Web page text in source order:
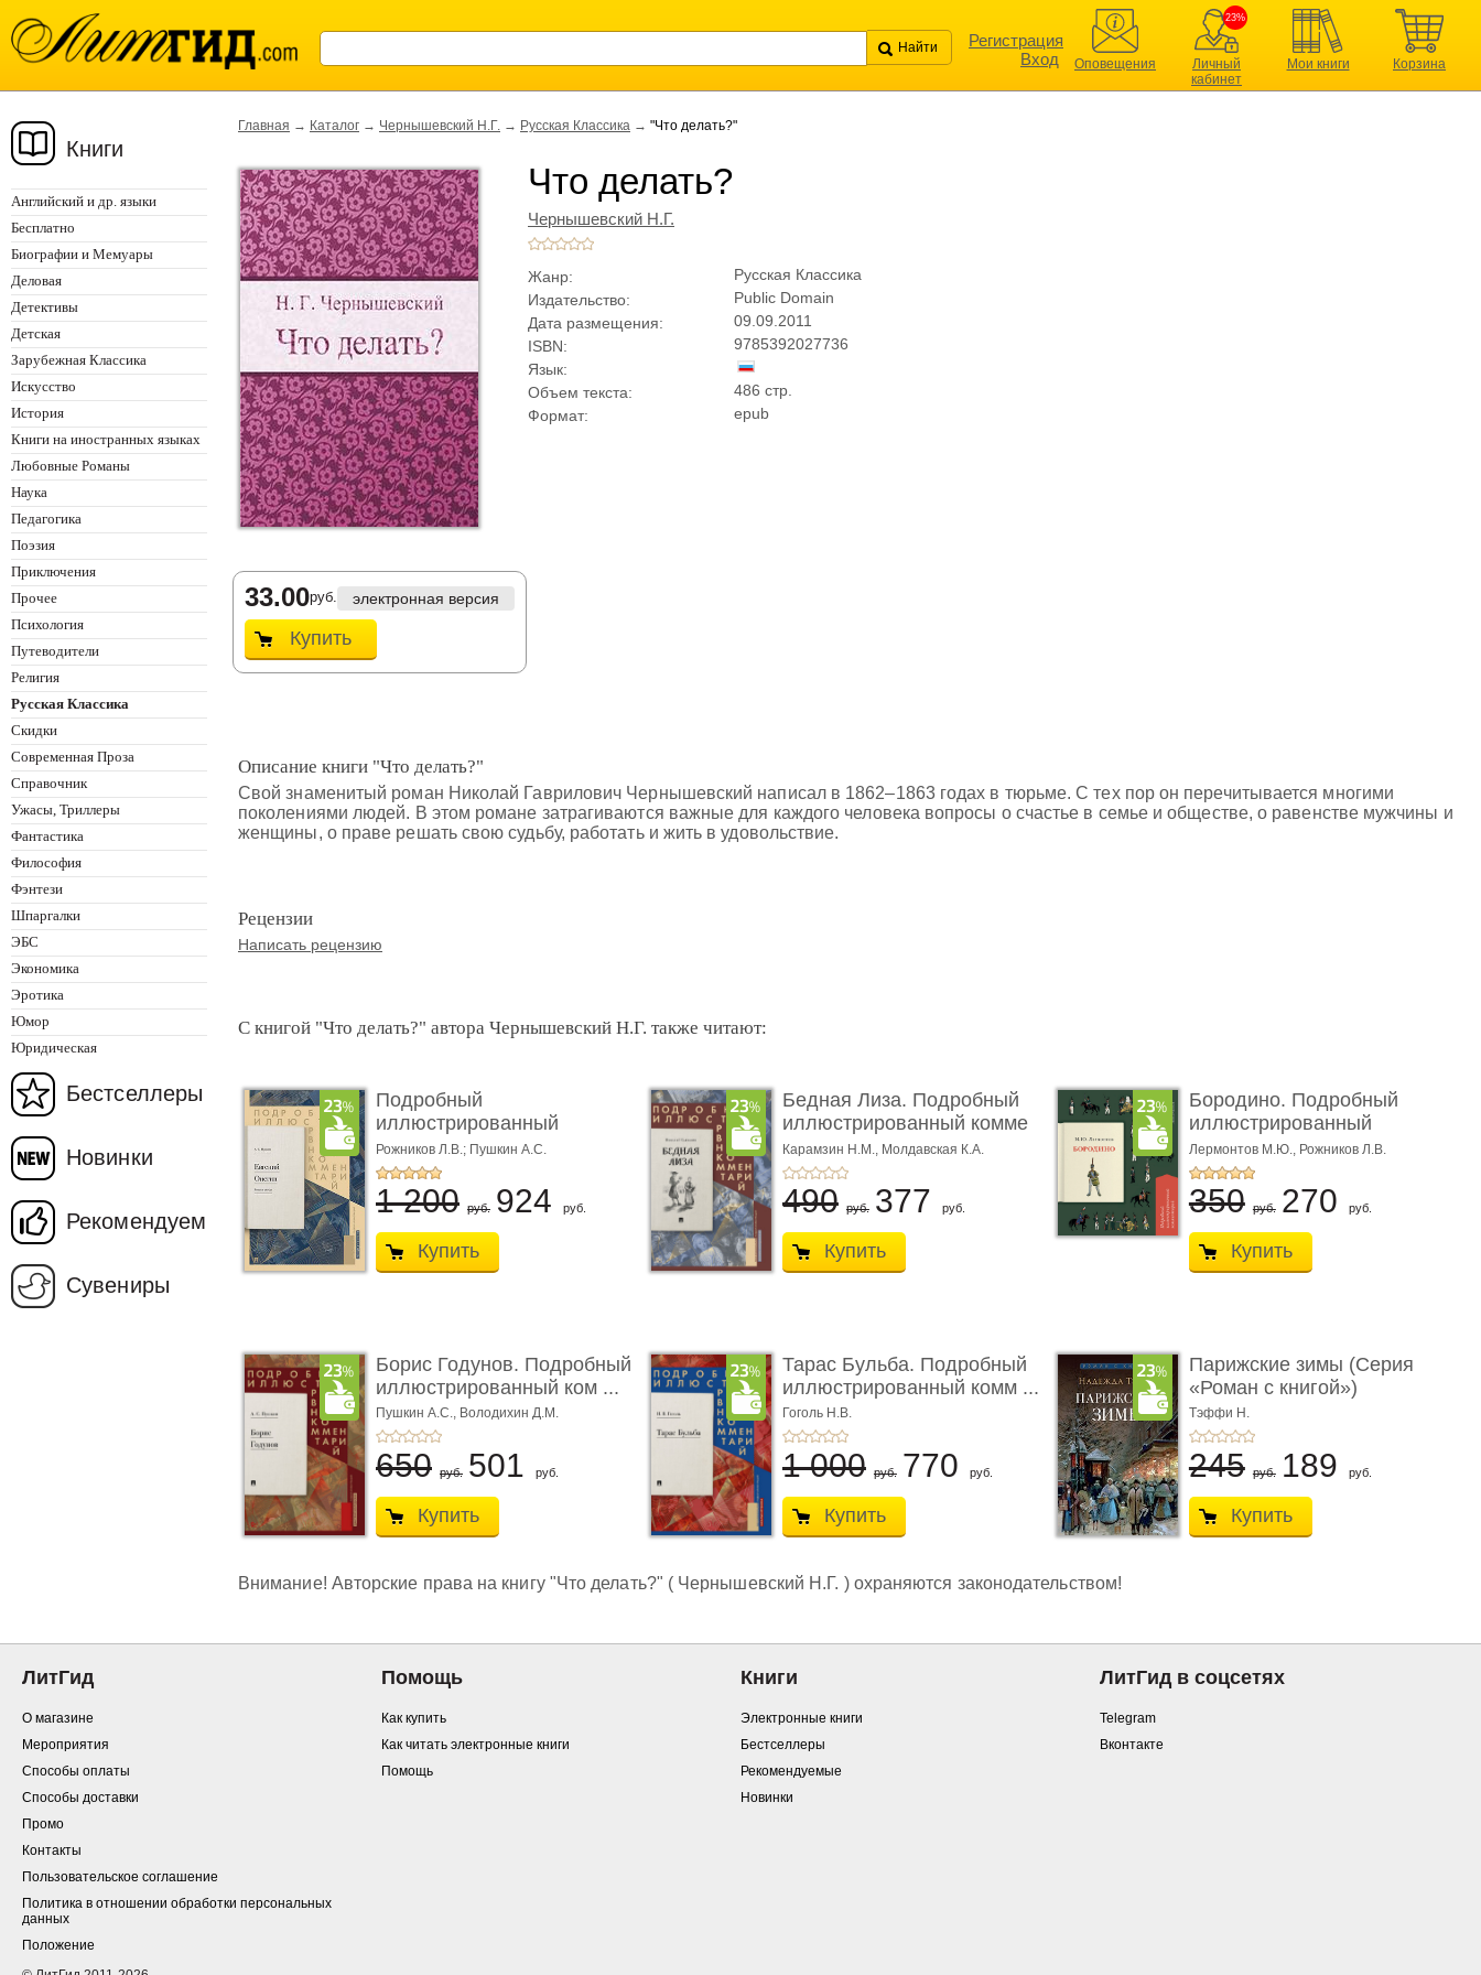
Регистрация
Вход
Оповещения
23%
Личный
кабинет
Мои книги Корзина
Книги
Английский и др. языки
Бесплатно
Биографии и Мемуары
Деловая
Детективы
Детская
Зарубежная Классика
Искусство
История
Книги на иностранных языках
Любовные Романы
Наука
Педагогика
Поэзия
Приключения
Прочее
Психология
Путеводители
Религия
Русская Классика
Скидки
Современная Проза
Справочник
Ужасы, Триллеры
Фантастика
Философия
Фэнтези
Шпаргалки
ЭБС
Экономика
Эротика
Юмор
Юридическая
Бестселлеры
Новинки
Рекомендуем
Сувениры
Главная → Каталог → Чернышевский Н.Г. → Русская Классика → "Что делать?"
Что делать?
Чернышевский Н.Г.
Жанр:
Русская Классика
Издательство:
Public Domain
Дата размещения:
09.09.2011
ISBN:
9785392027736
Язык:
Объем текста:
486 стр.
Формат:
epub
33.00руб. электронная версия
Купить
Описание книги "Что делать?"
Свой знаменитый роман Николай Гаврилович Чернышевский написал в 1862–1863 годах в тюрьме. С тех пор он перечитывается многими
поколениями людей. В этом романе затрагиваются важные для каждого человека вопросы о счастье в семье и обществе, о равенстве мужчины и
женщины, о праве решать свою судьбу, работать и жить в удовольствие.
Рецензии
Написать рецензию
С книгой "Что делать?" автора Чернышевский Н.Г. также читают:
Подробный
иллюстрированный
комментарий к ром� ...
Рожников Л.В.; Пушкин А.С.
1 200 руб. 924 руб.
Купить
Бедная Лиза. Подробный
иллюстрированный комме
...
Карамзин Н.М., Молдавская К.А.
490 руб. 377 руб.
Купить
Бородино. Подробный
иллюстрированный
коммент� ...
Лермонтов М.Ю., Рожников Л.В.
350 руб. 270 руб.
Купить
Борис Годунов. Подробный
иллюстрированный ком ...
Пушкин А.С., Володихин Д.М.
650 руб. 501 руб.
Купить
Тарас Бульба. Подробный
иллюстрированный комм ...
Гоголь Н.В.
1 000 руб. 770 руб.
Купить
Парижские зимы (Серия
«Роман с книгой»)
Тэффи Н.
245 руб. 189 руб.
Купить
Внимание! Авторские права на книгу "Что делать?" ( Чернышевский Н.Г. ) охраняются законодательством!
ЛитГид
О магазине
Мероприятия
Способы оплаты
Способы доставки
Промо
Контакты
Пользовательское соглашение
Политика в отношении обработки персональных
данных
Положение
Помощь
Как купить
Как читать электронные книги
Помощь
Книги
Электронные книги
Бестселлеры
Рекомендуемые
Новинки
ЛитГид в соцсетях
Telegram
Вконтакте